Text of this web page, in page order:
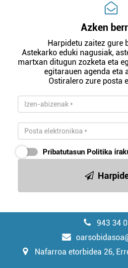
Azken
Harpidetu zaitez gure
Astekarko eduki nagusiak,
martxan ditugun zozketa eta
egitarauen agenda eta
Ostiralero zure posta
Pribatutasun Politika
943 34
Nafarroa etorbidea 26,